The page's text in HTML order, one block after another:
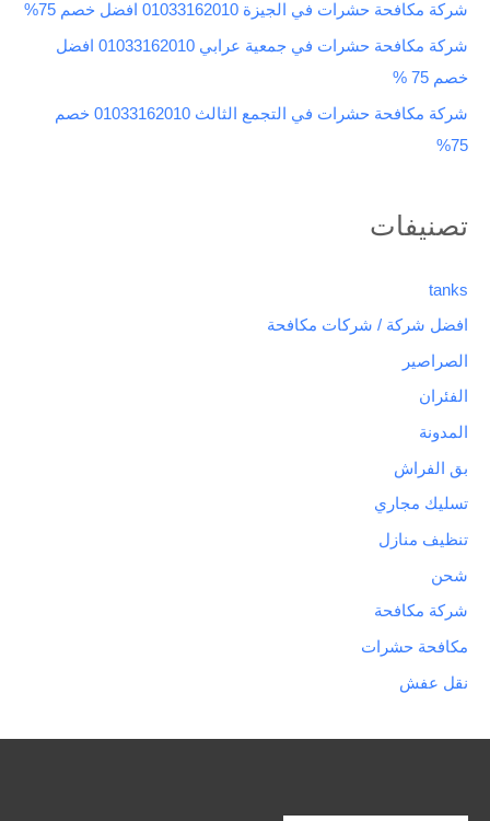
شركة مكافحة حشرات في الجيزة 01033162010 افضل خصم 75%
شركة مكافحة حشرات في جمعية عرابي 01033162010 افضل
خصم 75 %
شركة مكافحة حشرات في التجمع الثالث 01033162010 خصم
75%
تصنيفات
tanks
افضل شركة / شركات مكافحة
الصراصير
الفئران
المدونة
بق الفراش
تسليك مجاري
تنظيف منازل
شحن
شركة مكافحة
مكافحة حشرات
نقل عفش